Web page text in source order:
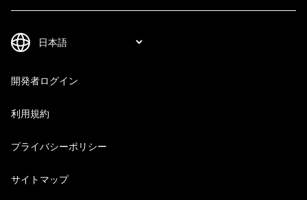
開発者ログイン
利用規約
プライバシーポリシー
サイトマップ